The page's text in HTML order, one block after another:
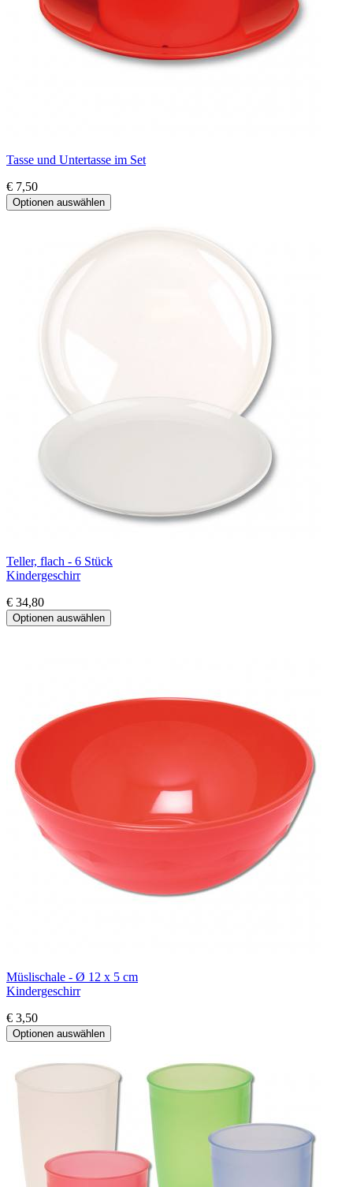
Tasse und Untertasse im Set
€ 7,50
Teller, flach - 6 Stück
Kindergeschirr
€ 34,80
Müslischale - Ø 12 x 5 cm
Kindergeschirr
€ 3,50